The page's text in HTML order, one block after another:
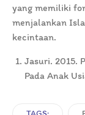
yang memiliki
menjalankan
kecintaan.
Jasuri. 2015.
Pada Anak